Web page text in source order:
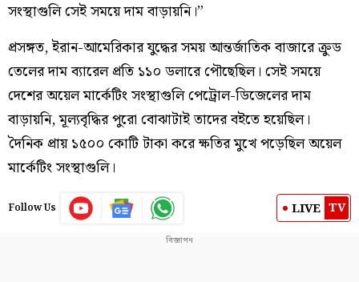
সংস্থাগুলি সেই সময়ে দাম বাড়ায়নি।”
প্রসঙ্গত, ইরান-আমেরিকার যুদ্ধের সময় আন্তর্জাতিক বাজারে ক্রুড
তেলের দাম ব্যারেল প্রতি ১১০ ডলারে পৌছেছিল। সেই সময়ে
দেশের অয়েল মার্কেটিং সংস্থাগুলি পেট্রোল-ডিজেলের দাম
বাড়ায়নি, মূল্যবৃদ্ধির পুরো বোঝাটাই তাদের বইতে হয়েছিল।
দৈনিক প্রায় ১৫০০ কোটি টাকা করে ক্ষতির মুখে পড়েছিল অয়েল
মার্কেটিং সংস্থাগুলি।
Follow Us LIVE TV